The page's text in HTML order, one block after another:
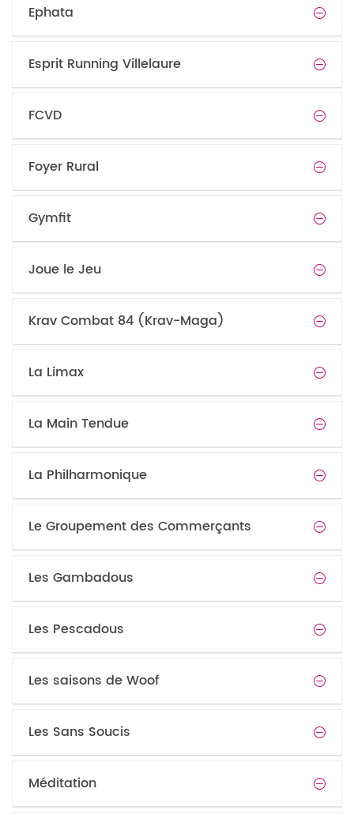
Ephata
Esprit Running Villelaure
FCVD
Foyer Rural
Gymfit
Joue le Jeu
Krav Combat 84 (Krav-Maga)
La Limax
La Main Tendue
La Philharmonique
Le Groupement des Commerçants
Les Gambadous
Les Pescadous
Les saisons de Woof
Les Sans Soucis
Méditation